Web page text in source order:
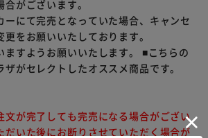
がございます。
ーにて完売となっていた場合、キャンセ
をお願いいたしております。
すようお願いいたします。 ■こちらの
がセレクトしたオススメ商品です。
文が完了しても完売になる場合がござい
だいた後にお断りさせていただく場合が